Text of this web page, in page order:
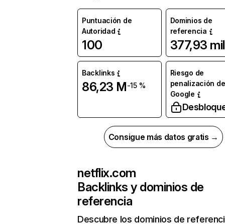
Puntuación de
Autoridad
100
Dominios de
referencia
377,93 mil
Backlinks
86,23 M-15 %
Riesgo de
penalización de
Google
Consigue más datos gratis →
netflix.com
Backlinks y dominios de
referencia
Descubre los dominios de